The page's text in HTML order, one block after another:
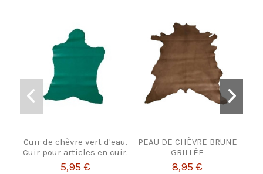
Cuir de chèvre vert d'eau.
Cuir pour articles en cuir.
5,95 €
PEAU DE CHÈVRE BRUNE
GRILLÉE
8,95 €